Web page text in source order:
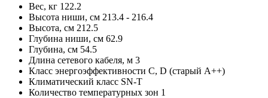
Вес, кг 122.2
Высота ниши, см 213.4 - 216.4
Высота, см 212.5
Глубина ниши, см 62.9
Глубина, см 54.5
Длина сетевого кабеля, м 3
Класс энергоэффективности C, D (старый A++)
Климатический класс SN-T
Количество температурных зон 1